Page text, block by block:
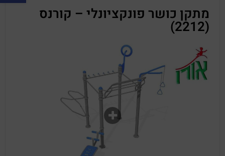
מתקן כושר פונקציונלי – קורנס
(2212)